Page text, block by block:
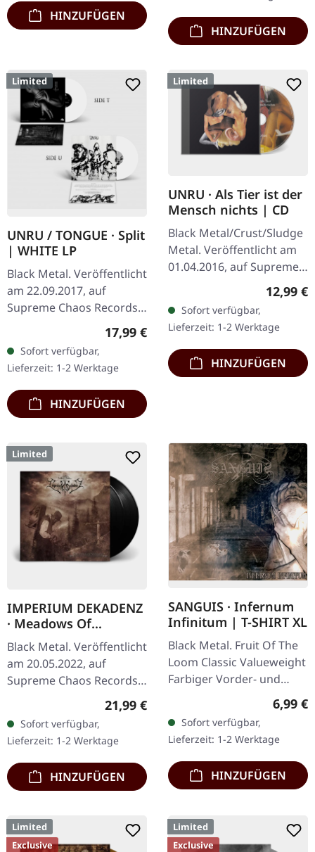
HINZUFÜGEN
HINZUFÜGEN
Limited
UNRU / TONGUE · Split
| WHITE LP
Black Metal. Veröffentlicht
am 22.09.2017, auf
Supreme Chaos Records.
Weißes Vinyl, limitiert auf
handnummerierte
Exemplare. · 180g Vinyl
für…
Regulärer Preis:
17,99 €
Sofort verfügbar,
Lieferzeit: 1-2 Werktage
HINZUFÜGEN
Limited
UNRU · Als Tier ist der
Mensch nichts | CD
Black Metal/Crust/Sludge
Metal. Veröffentlicht am
01.04.2016, auf Supreme
Chaos Records. Limitierte
CD im Jewelcase. Aus dem
Underground-Nichts…
12,99 €
Sofort verfügbar,
Lieferzeit: 1-2 Werktage
HINZUFÜGEN
Limited
IMPERIUM DEKADENZ
· Meadows Of
Nostalgia | BLACK 2LP
Black Metal. Veröffentlicht
am 20.05.2022, auf
Supreme Chaos Records.
Schwarzes Doppel-Vinyl
im Gatefold-Cover mit
bedrucktem Insert,
limitiert auf…
Regulärer Preis:
21,99 €
Sofort verfügbar,
Lieferzeit: 1-2 Werktage
HINZUFÜGEN
SANGUIS · Infernum
Infinitum | T-SHIRT XL
Black Metal. Fruit Of The
Loom Classic Valueweight
Farbiger Vorder- und
6,99 €
Sofort verfügbar,
Lieferzeit: 1-2 Werktage
HINZUFÜGEN
Limited
Exclusive
Limited
Exclusive